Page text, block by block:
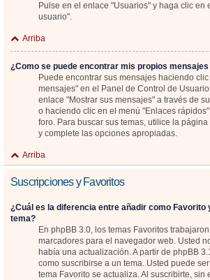
Pulse en el enlace "Usuarios" y haga clic en
usuario".
Arriba
¿Como se puede encontrar mis propios
Puede encontrar sus mensajes haciendo
mensajes" en el Panel de Control de
enlace "Mostrar sus mensajes" a través de
o haciendo clic en el menú "Enlaces
foro. Para buscar sus temas, utilice la
y complete las opciones apropiadas.
Arriba
Suscripciones y Favoritos
¿Cuál es la diferencia entre añadir como Favorito
tema?
En phpBB 3.0, los temas Favoritos
marcadores para el navegador web. Usted
había una actualización. A partir de phpBB
como suscribirse a un tema. Usted puede
tema Favorito se actualiza. Al suscribirte, sin